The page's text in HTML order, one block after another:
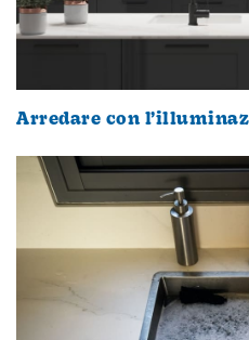
Arredare con